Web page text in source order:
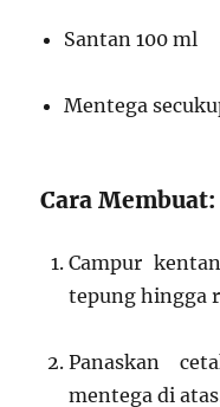
Santan 100 ml
Mentega
Cara Membuat:
Campur
tepung hingga
Panaskan
mentega di